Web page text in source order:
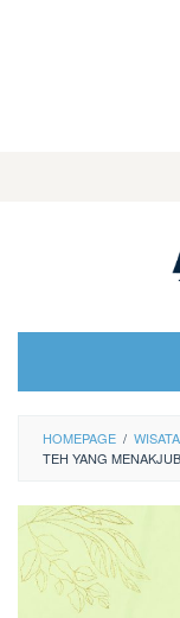
HOMEPAGE / WISATA
TEH YANG